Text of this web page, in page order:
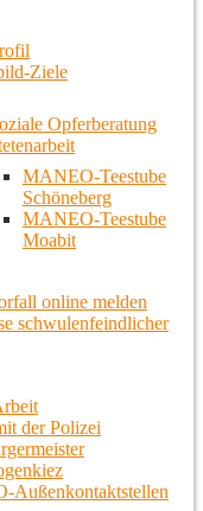
Ziele
Opferberatung
MANEO-Teestube
Schöneberg
MANEO-Teestube
Moabit
online melden
schwulenfeindlicher
der Polizei
Außenkontaktstellen